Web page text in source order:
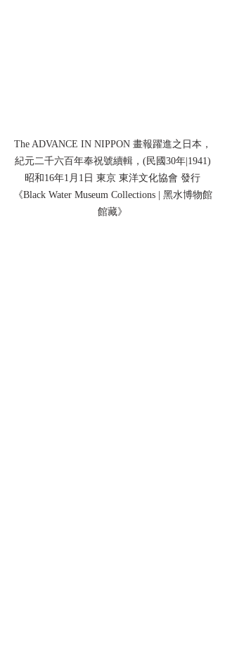
The ADVANCE IN NIPPON 畫報躍進之日本，
紀元二千六百年奉祝號續輯，(民國30年|1941)
昭和16年1月1日 東京 東洋文化協會 發行
《Black Water Museum Collections | 黑水博物館
館藏》